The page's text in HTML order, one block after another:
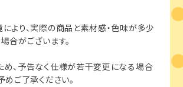
より、実際の商品と素材感・色味が多少
合がございます。
、予告なく仕様が若干変更になる場合
めご了承ください。